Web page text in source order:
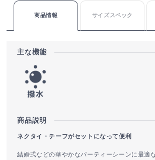
商品情報 サイズスペック
主な機能
商品説明
ネクタイ・チーフがセットになって便利
結婚式などの華やかなパーティーシーンに最適